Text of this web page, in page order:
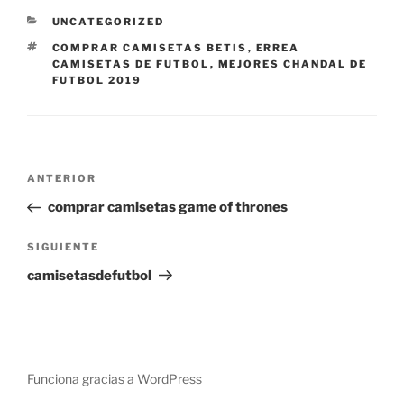
CATEGORÍAS
UNCATEGORIZED
ETIQUETAS
COMPRAR CAMISETAS BETIS , ERREA
CAMISETAS DE FUTBOL , MEJORES CHANDAL DE
FUTBOL 2019
Navegación
entradas
Entrada
anterior:
ANTERIOR
comprar camisetas game of thrones
Siguiente
entrada
SIGUIENTE
camisetasdefutbol
Funciona gracias a WordPress